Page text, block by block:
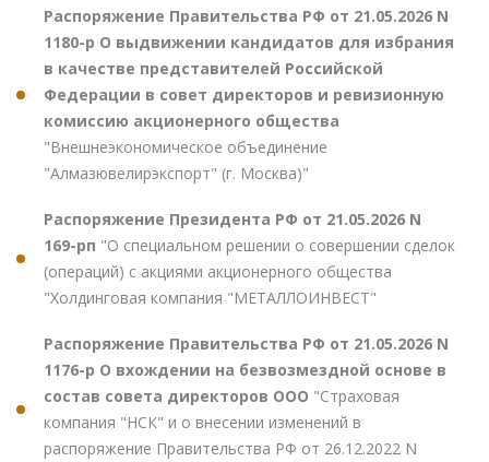
Распоряжение Правительства РФ от 21.05.2026 N
1180-р О выдвижении кандидатов для избрания
в качестве представителей Российской
Федерации в совет директоров и ревизионную
комиссию акционерного общества
"Внешнеэкономическое объединение
"Алмазювелирэкспорт" (г. Москва)"
Распоряжение Президента РФ от 21.05.2026 N
169-рп "О специальном решении о совершении сделок
(операций) с акциями акционерного общества
"Холдинговая компания "МЕТАЛЛОИНВЕСТ"
Распоряжение Правительства РФ от 21.05.2026 N
1176-р О вхождении на безвозмездной основе в
состав совета директоров ООО "Страховая
компания "НСК" и о внесении изменений в
распоряжение Правительства РФ от 26.12.2022 N